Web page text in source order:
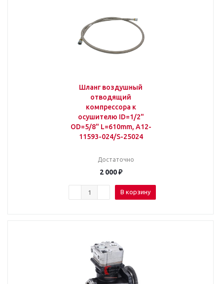
Шланг воздушный
отводящий
компрессора к
осушителю ID=1/2"
OD=5/8" L=610mm, A12-
11593-024/S-25024
Достаточно
2 000₽
В корзину